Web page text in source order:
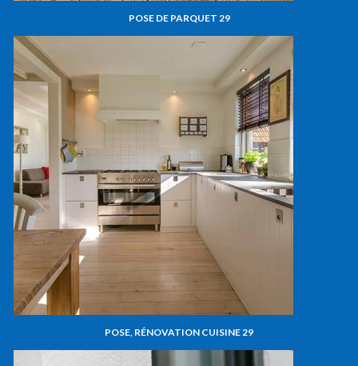
POSE DE PARQUET 29
POSE, RÉNOVATION CUISINE 29